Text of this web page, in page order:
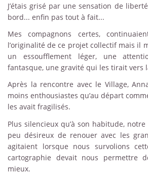
J’étais grisé par une sensation de
bord... enfin pas tout à fait...
Mes compagnons certes,
l’originalité de ce projet collectif mais il
un essoufflement léger, une
fantasque, une gravité qui les tirait vers
Après la rencontre avec le Village,
moins enthousiastes qu’au départ
les avait fragilisés.
Plus silencieux qu’à son habitude,
peu désireux de renouer avec les
agitaient lorsque nous survolions
cartographie devait nous permettre
mieux.